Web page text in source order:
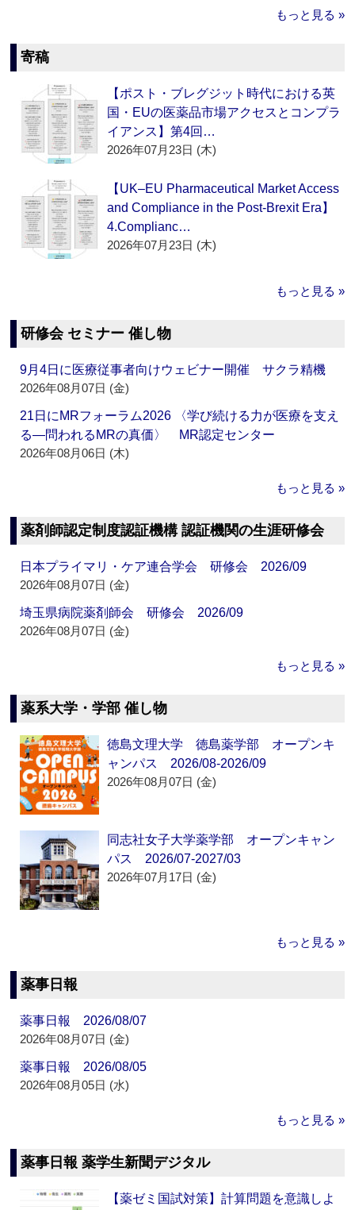
もっと見る »
寄稿
【ポスト・ブレグジット時代における英
国・EUの医薬品市場アクセスとコンプラ
イアンス】第4回…
2026年07月23日 (木)
【UK–EU Pharmaceutical Market Access
and Compliance in the Post-Brexit Era】
4.Complianc…
2026年07月23日 (木)
もっと見る »
研修会 セミナー 催し物
9月4日に医療従事者向けウェビナー開催 サクラ精機
2026年08月07日 (金)
21日にMRフォーラム2026 〈学び続ける力が医療を支え
る―問われるMRの真価〉 MR認定センター
2026年08月06日 (木)
もっと見る »
薬剤師認定制度認証機構 認証機関の生涯研修会
日本プライマリ・ケア連合学会 研修会 2026/09
2026年08月07日 (金)
埼玉県病院薬剤師会 研修会 2026/09
2026年08月07日 (金)
もっと見る »
薬系大学・学部 催し物
徳島文理大学 徳島薬学部 オープンキ
ャンパス 2026/08-2026/09
2026年08月07日 (金)
同志社女子大学薬学部 オープンキャン
パス 2026/07-2027/03
2026年07月17日 (金)
もっと見る »
薬事日報
薬事日報 2026/08/07
2026年08月07日 (金)
薬事日報 2026/08/05
2026年08月05日 (水)
もっと見る »
薬事日報 薬学生新聞デジタル
【薬ゼミ国試対策】計算問題を意識しよ